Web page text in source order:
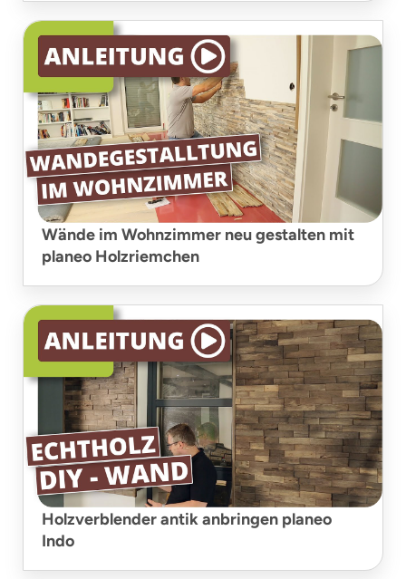
Wände im Wohnzimmer neu gestalten mit
planeo Holzriemchen
Holzverblender antik anbringen planeo
Indo